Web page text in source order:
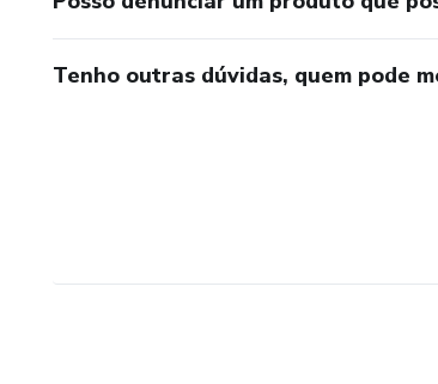
Tenho outras dúvidas, quem pode